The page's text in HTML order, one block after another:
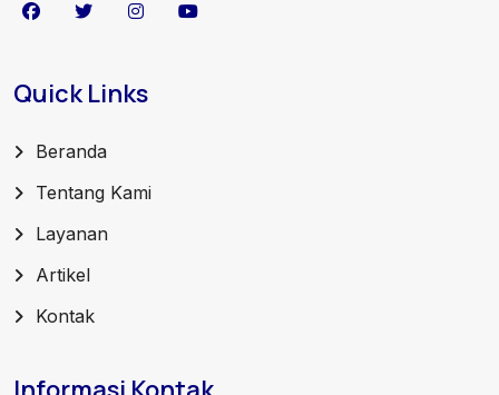
Quick Links
Beranda
Tentang Kami
Layanan
Artikel
Kontak